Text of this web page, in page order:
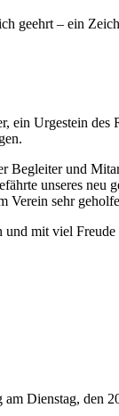
geehrt – ein
ein Urgestein des
Begleiter und
unseres neu
Verein sehr
mit viel
Dienstag, den